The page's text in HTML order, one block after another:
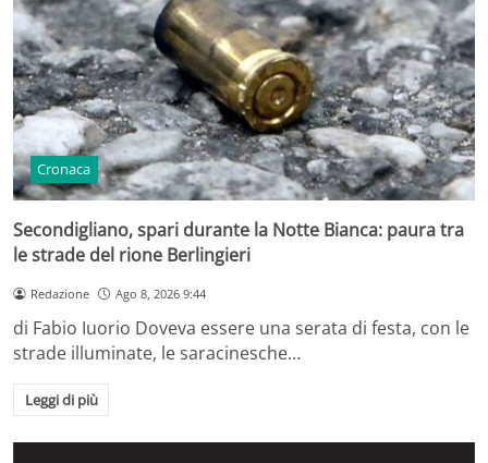
Cronaca
Secondigliano, spari durante la Notte Bianca: paura tra
le strade del rione Berlingieri
Redazione Ago 8, 2026 9:44
di Fabio Iuorio Doveva essere una serata di festa, con le
strade illuminate, le saracinesche…
Leggi di più